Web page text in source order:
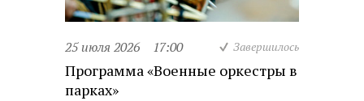
25 июля 2026 17:00 Завершилось
Программа «Военные оркестры в
парках»